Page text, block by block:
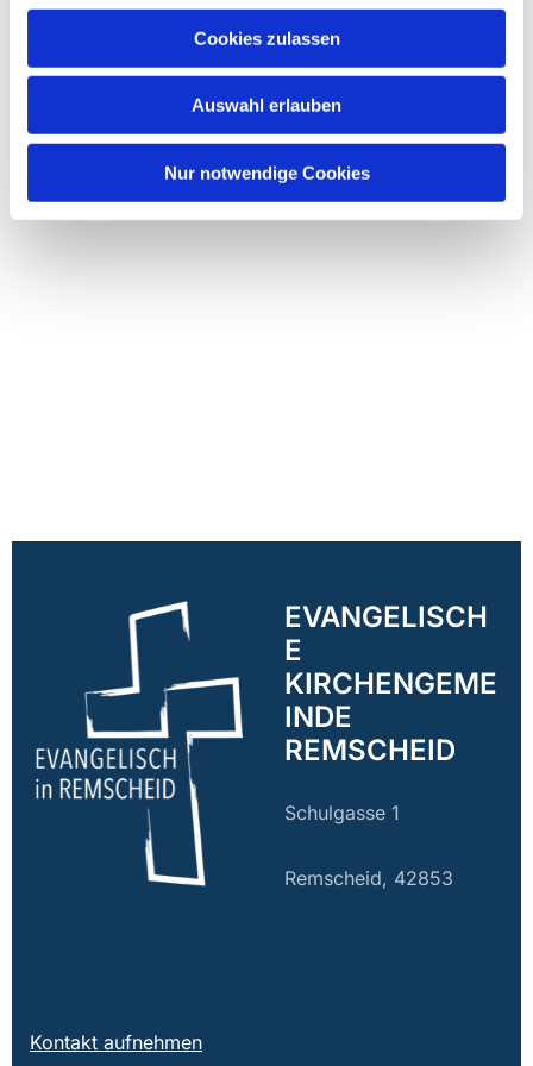
Cookies zulassen
Auswahl erlauben
Nur notwendige Cookies
EVANGELISCH
E
KIRCHENGEME
INDE
REMSCHEID
Schulgasse 1
Remscheid, 42853
Kontakt aufnehmen